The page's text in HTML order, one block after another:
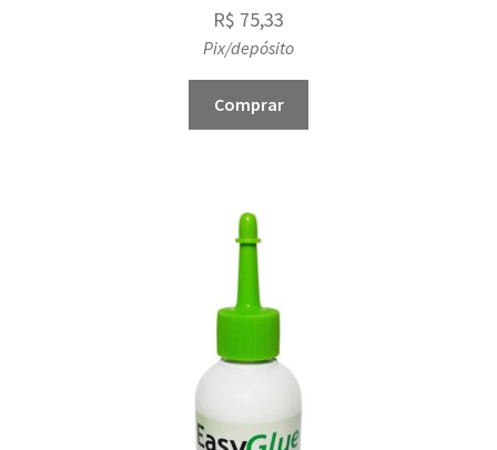
R$ 75,33
Pix/depósito
Comprar